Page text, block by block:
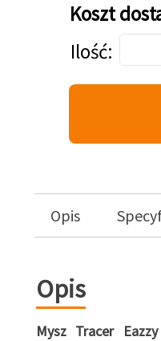
Koszt
Dodaj do koszyka
Ilość
Opis
Opis
Mysz Tracer